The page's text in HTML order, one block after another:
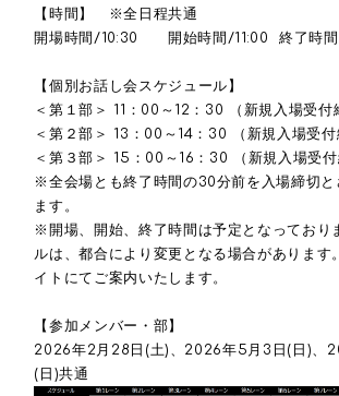
【時間】 ※全日程共通
開場時間/10:30 開始時間/11:00 終了時間
【個別お話し会スケジュール】
＜第１部＞ 11：00～12：30 （新規入場受付
＜第２部＞ 13：00～14：30 （新規入場受付
＜第３部＞ 15：00～16：30 （新規入場受付
※全会場とも終了時間の30分前を入場締切と
ます。
※開場、開始、終了時間は予定となっており
ルは、都合により変更となる場合があります
イトにてご案内いたします。
【参加メンバー・部】
2026年2月28日(土)、2026年5月3日(日)、
(日)共通